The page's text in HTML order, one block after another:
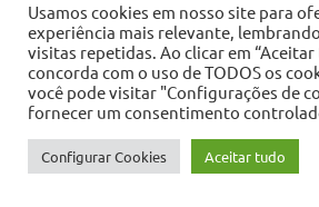
Usamos cookies em nosso site para
experiência mais relevante,
visitas repetidas. Ao clicar em
concorda com o uso de TODOS os
você pode visitar "Configurações de
fornecer um consentimento
Configurar Cookies Aceitar tudo